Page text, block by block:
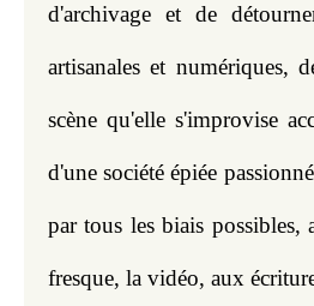
d'archivage et de
artisanales et numériques,
scène qu'elle s'improvise
d'une société épiée
par tous les biais possibles,
fresque, la vidéo, aux